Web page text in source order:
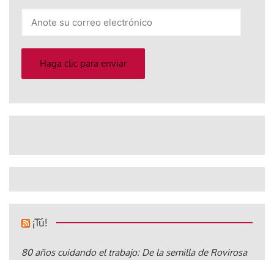
electrónico
Haga clic para enviar
¡Tú!
80 años cuidando el trabajo: De la semilla de Rovirosa